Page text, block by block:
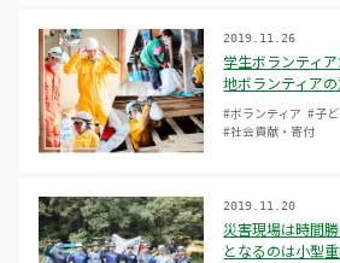
学生ボランティ
地ボランティア
2019.11.26
#ボランティア #子
#社会貢献・寄付
災害現場は時間
となるのは小型
2019.11.20